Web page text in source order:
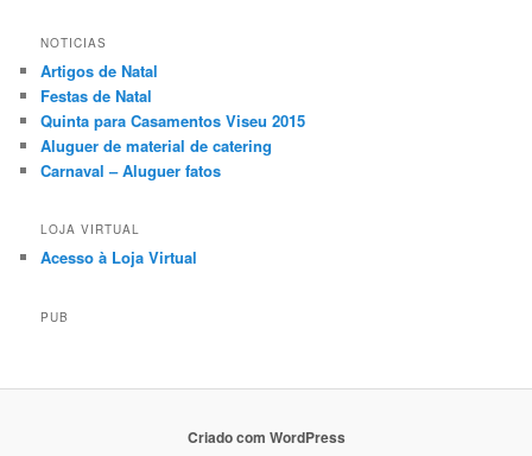
NOTICIAS
Artigos de Natal
Festas de Natal
Quinta para Casamentos Viseu 2015
Aluguer de material de catering
Carnaval – Aluguer fatos
LOJA VIRTUAL
Acesso à Loja Virtual
PUB
Criado com WordPress